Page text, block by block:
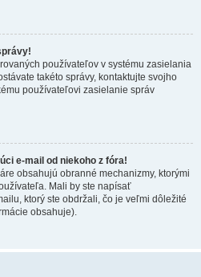
používateľov v systému zasielania
takéto správy, kontaktujte svojho
používateľovi zasielanie správ
e-mail od niekoho z fóra!
obsahujú obranné mechanizmy, ktorými
Mali by ste napísať
ktorý ste obdržali, čo je veľmi dôležité
obsahuje).